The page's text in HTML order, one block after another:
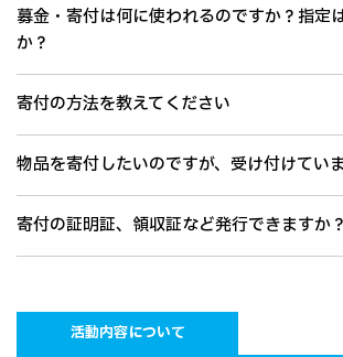
募金・寄付は何に使われるのですか？指定
か？
寄付の方法を教えてください
物品を寄付したいのですが、受け付けてい
寄付の証明証、領収証など発行できますか
活動内容について